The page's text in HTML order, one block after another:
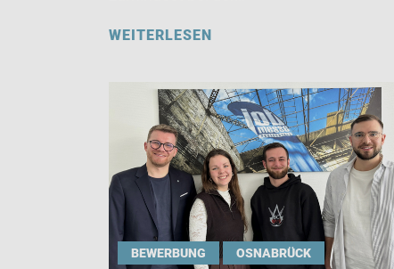
WEITERLESEN
BEWERBUNG OSNABRÜCK